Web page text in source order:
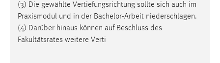
(3) Die gewählte Vertiefungsrichtung sollte sich auch im
Praxismodul und in der Bachelor-Arbeit niederschlagen.
(4) Darüber hinaus können auf Beschluss des
Fakultätsrates weitere Verti
5e9dbeb1811c0446 = Sitzungslaufzeit, mibew_locale = 3
Jahre, MIBEW_UserID = 1 Jahr
Login